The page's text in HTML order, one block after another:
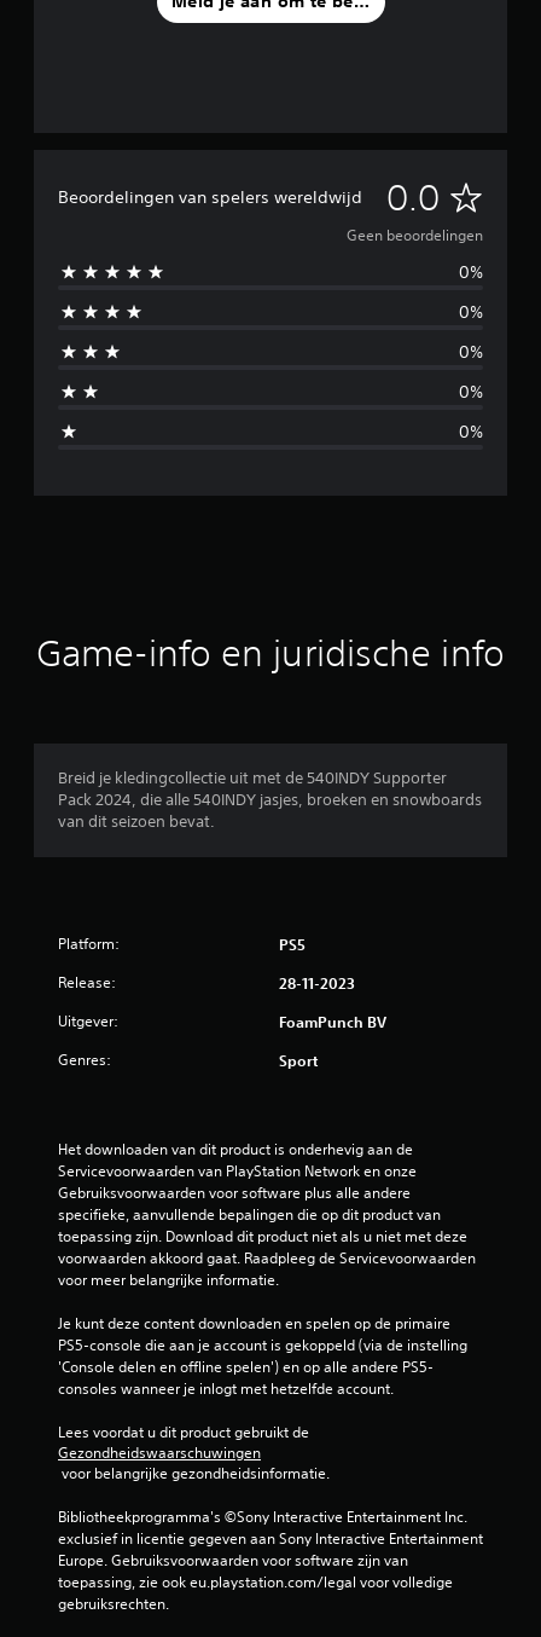
Beoordelingen van spelers wereldwijd 0.0 G
e
e
n
o
e
n
e
Geen beoordelingen
0%
0%
0%
0%
0%
Game-info en juridische info
Breid je kledingcollectie uit met de 540INDY Supporter
Pack 2024, die alle 540INDY jasjes, broeken en snowboards
van dit seizoen bevat.
Platform: PS5
Release: 28-11-2023
Uitgever: FoamPunch BV
Genres: Sport
Het downloaden van dit product is onderhevig aan de
Servicevoorwaarden van PlayStation Network en onze
Gebruiksvoorwaarden voor software plus alle andere
specifieke, aanvullende bepalingen die op dit product van
toepassing zijn. Download dit product niet als u niet met deze
voorwaarden akkoord gaat. Raadpleeg de Servicevoorwaarden
voor meer belangrijke informatie.
Je kunt deze content downloaden en spelen op de primaire
PS5-console die aan je account is gekoppeld (via de instelling
'Console delen en offline spelen') en op alle andere PS5-
consoles wanneer je inlogt met hetzelfde account.
Lees voordat u dit product gebruikt de
Gezondheidswaarschuwingen
voor belangrijke gezondheidsinformatie.
Bibliotheekprogramma's ©Sony Interactive Entertainment Inc.
exclusief in licentie gegeven aan Sony Interactive Entertainment
Europe. Gebruiksvoorwaarden voor software zijn van
toepassing, zie ook eu.playstation.com/legal voor volledige
gebruiksrechten.